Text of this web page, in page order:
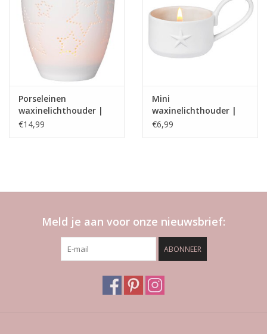
Porseleinen
waxinelichthouder |
Poetry light | ster|
€14,99
Mini
waxinelichthouder |
ster | Rader
€6,99
Meld je aan voor onze nieuwsbrief:
ABONNEER